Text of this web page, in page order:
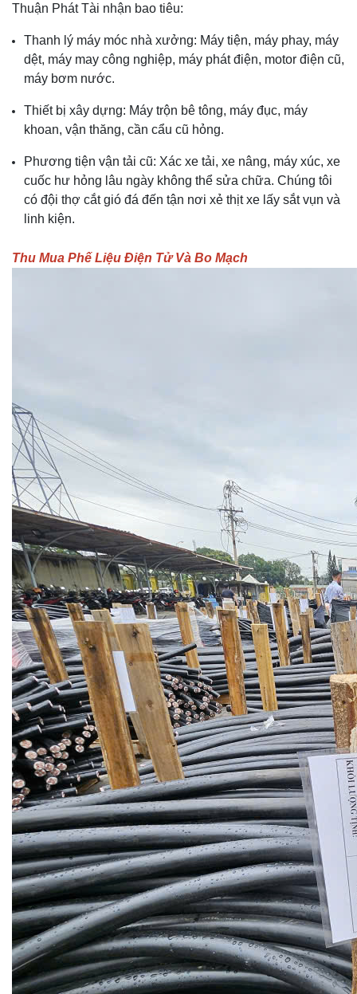
Thuận Phát Tài nhận bao tiêu:
Thanh lý máy móc nhà xưởng: Máy tiện, máy phay, máy
dệt, máy may công nghiệp, máy phát điện, motor điện cũ,
máy bơm nước.
Thiết bị xây dựng: Máy trộn bê tông, máy đục, máy
khoan, vận thăng, cần cẩu cũ hỏng.
Phương tiện vận tải cũ: Xác xe tải, xe nâng, máy xúc, xe
cuốc hư hỏng lâu ngày không thể sửa chữa. Chúng tôi
có đội thợ cắt gió đá đến tận nơi xẻ thịt xe lấy sắt vụn và
linh kiện.
Thu Mua Phế Liệu Điện Tử Và Bo Mạch